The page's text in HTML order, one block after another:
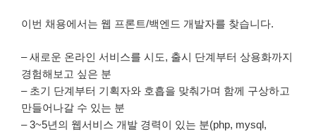
이번 채용에서는 웹 프론트/백엔드 개발자를 찾습니다.
– 새로운 온라인 서비스를 시도, 출시 단계부터 상용화까지
경험해보고 싶은 분
– 초기 단계부터 기획자와 호흡을 맞춰가며 함께 구상하고
만들어나갈 수 있는 분
– 3~5년의 웹서비스 개발 경력이 있는 분(php, mysql,